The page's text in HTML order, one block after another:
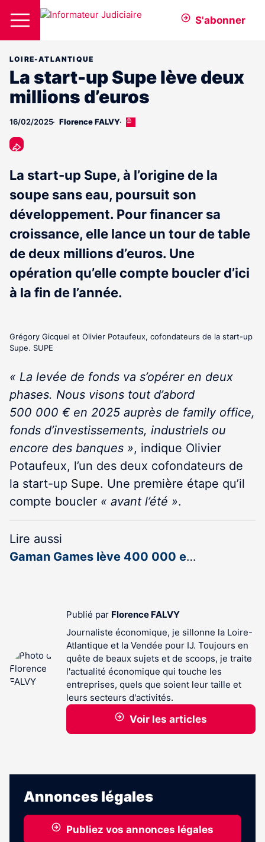
S'abonner
LOIRE-ATLANTIQUE
La start-up Supe lève deux
millions d’euros
16/02/2025 Florence FALVY
Cet
aux
abonnés
La start-up Supe, à l’origine de la
soupe sans eau, poursuit son
développement. Pour financer sa
croissance, elle lance un tour de table
de deux millions d’euros. Une
opération qu’elle compte boucler d’ici
à la fin de l’année.
Grégory Gicquel et Olivier Potaufeux, cofondateurs de la start-up
Supe. SUPE
« La levée de fonds va s’opérer en deux
phases. Nous visons tout d’abord
500 000 € en 2025 auprès de family office,
fonds d’investissements, industriels ou
encore des banques », indique Olivier
Potaufeux, l’un des deux cofondateurs de
la start-up Supe. Une première étape qu’il
compte boucler « avant l’été ».
Lire aussi
Gaman Games lève 400 000 e…
Publié par Florence FALVY
Journaliste économique, je sillonne la Loire-
Atlantique et la Vendée pour IJ. Toujours en
quête de beaux sujets et de scoops, je traite
l'actualité économique qui touche les
entreprises, quels que soient leur taille et
leurs secteurs d'activités.
Voir les articles
Annonces légales
Publiez vos annonces légales